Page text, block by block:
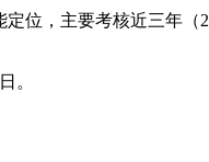
位，主要考核近三年（
。